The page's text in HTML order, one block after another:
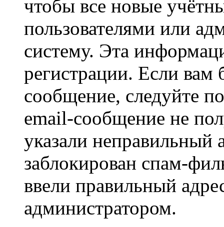
чтобы все новые
пользователями или
систему. Эта
регистрации. Если
сообщение, следуйте
email-сообщение не
указали неправильный
заблокирован спам-
ввели правильный
администратором.